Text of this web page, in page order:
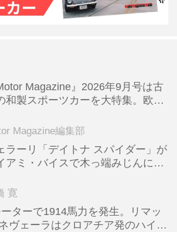
Magazine』2026年9月号は古
和製スポーツカーを大特集。欧州
Magazine編集部
ラーリ「デイトナ スパイダー」が
アミ・バイスで木っ端みじんにな
寛
ターで1914馬力を発生。リマッ
ヴェーラはクロアチア発のハイパ